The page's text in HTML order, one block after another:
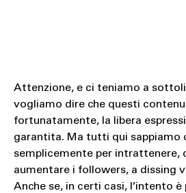
Attenzione, e ci teniamo a
vogliamo dire che questi
fortunatamente, la libera
garantita. Ma tutti qui sappiamo
semplicemente per intrattenere,
aumentare i followers, a dissing
Anche se, in certi casi, l’intento